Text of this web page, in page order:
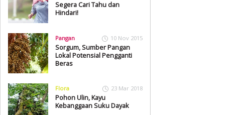
Segera Cari Tahu dan
Hindari!
Pangan 10 Nov 2015
Sorgum, Sumber Pangan
Lokal Potensial Pengganti
Beras
Flora 23 Mar 2018
Pohon Ulin, Kayu
Kebanggaan Suku Dayak